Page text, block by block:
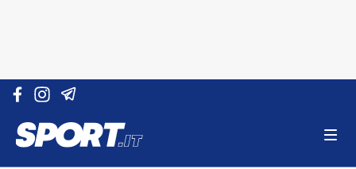
Vai al contenuto